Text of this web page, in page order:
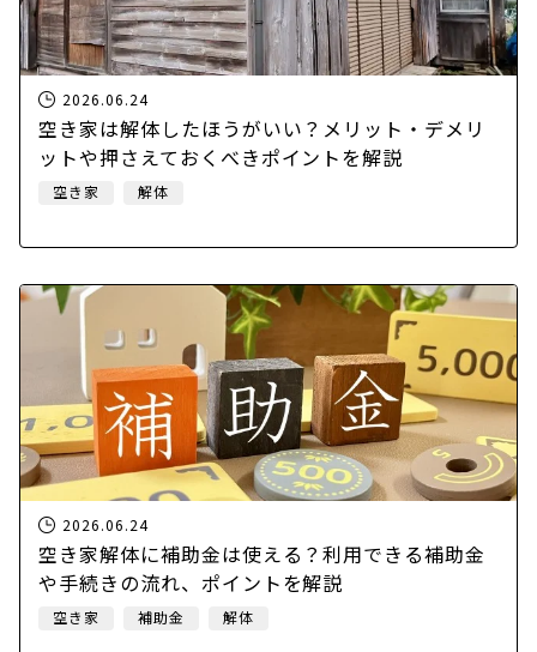
2026.06.24
空き家は解体したほうがいい？メリット・デメリ
ットや押さえておくべきポイントを解説
空き家 解体
2026.06.24
空き家解体に補助金は使える？利用できる補助金
や手続きの流れ、ポイントを解説
空き家 補助金 解体